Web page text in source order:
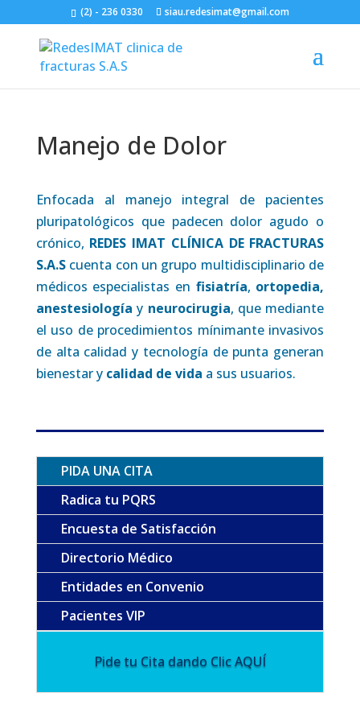
(2) - 236 0330 siau.redesimat@gmail.com
Manejo de Dolor
Enfocada al manejo integral de pacientes
pluripatológicos que padecen dolor agudo o
crónico, REDES IMAT CLÍNICA DE FRACTURAS
S.A.Scuenta con un grupo multidisciplinario de
médicos especialistas en fisiatría, ortopedia,
anestesiologíay neurocirugia, que mediante
el uso de procedimientos mínimante invasivos
de alta calidad y tecnología de punta generan
bienestar y calidad de vida a sus usuarios.
PIDA UNA CITA
Radica tu PQRS
Encuesta de Satisfacción
Directorio Médico
Entidades en Convenio
Pacientes VIP
Pide tu Cita dando Clic AQUÍ